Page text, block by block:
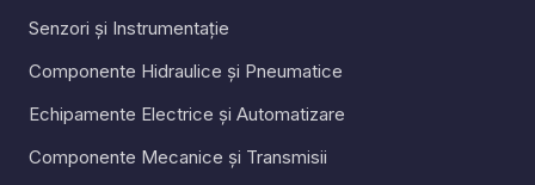
Senzori și Instrumentație
Componente Hidraulice și Pneumatice
Echipamente Electrice și Automatizare
Componente Mecanice și Transmisii